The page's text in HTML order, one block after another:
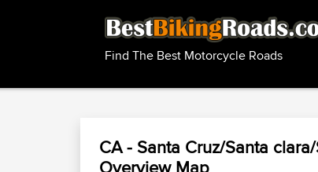
Find The Best Motorcycle Roads
CA - Santa Cruz/Santa